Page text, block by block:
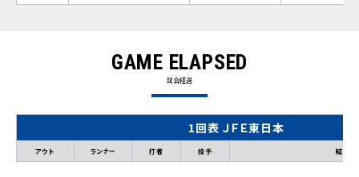
GAME ELAPSED
試合経過
1回表 ＪＦＥ東日本
アウト ランナー 打者 投手 結果